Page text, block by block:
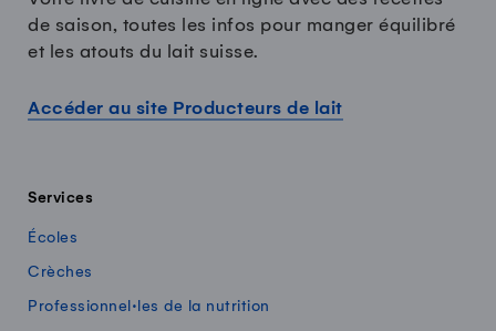
de saison, toutes les infos pour manger équilibré
et les atouts du lait suisse.
Accéder au site Producteurs de lait
Services
Écoles
Crèches
Professionnel·les de la nutrition